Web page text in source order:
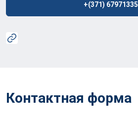
+(371) 67971335
Контактная форма